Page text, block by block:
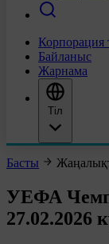
Корпорация
Байланыс
Жарнама
Тіл
Басты
УЕФА
27.02.2026